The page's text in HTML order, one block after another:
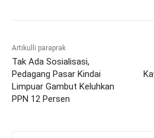
Artikulli paraprak
Tak Ada Sosialisasi,
Pedagang Pasar Kindai
Limpuar Gambut Keluhkan
PPN 12 Persen